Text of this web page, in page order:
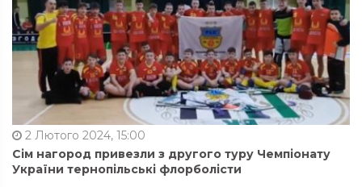
2 Лютого 2024, 15:00
Сім нагород привезли з другого туру Чемпіонату
України тернопільські флорболісти